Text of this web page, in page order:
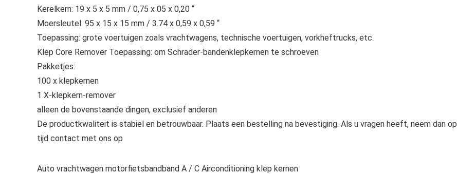
Kerelkern: 19 x 5 x 5 mm / 0,75 x 05 x 0,20 “
Moersleutel: 95 x 15 x 15 mm / 3.74 x 0,59 x 0,59 “
Toepassing: grote voertuigen zoals vrachtwagens, technische voertuigen, vorkheftrucks, etc.
Klep Core Remover Toepassing: om Schrader-bandenklepkernen te schroeven
Pakketjes:
100 x klepkernen
1 X-klepkern-remover
alleen de bovenstaande dingen, exclusief anderen
De productkwaliteit is stabiel en betrouwbaar. Plaats een bestelling na bevestiging. Als u vragen heeft, neem dan op
tijd contact met ons op
Auto vrachtwagen motorfietsbandband A / C Airconditioning klep kernen